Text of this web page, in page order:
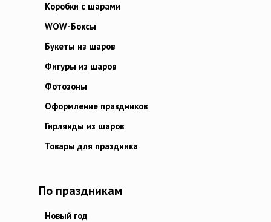
Коробки с шарами
WOW-Боксы
Букеты из шаров
Фигуры из шаров
Фотозоны
Оформление праздников
Гирлянды из шаров
Товары для праздника
По праздникам
Новый год